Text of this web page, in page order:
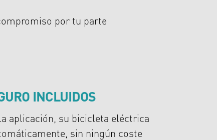
por tu parte
INCLUIDOS
aplicación, su bicicleta eléctrica
sin ningún coste